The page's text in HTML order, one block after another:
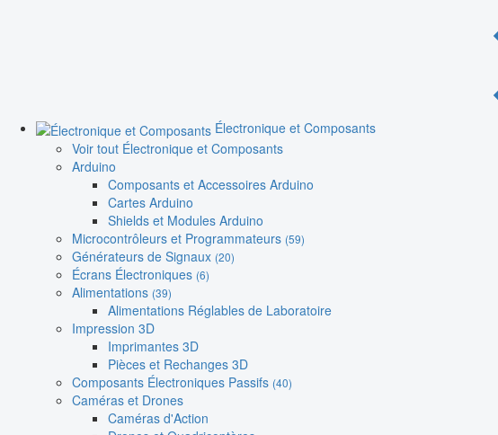
Électronique et Composants
Voir tout Électronique et Composants
Arduino
Composants et Accessoires Arduino
Cartes Arduino
Shields et Modules Arduino
Microcontrôleurs et Programmateurs (59)
Générateurs de Signaux (20)
Écrans Électroniques (6)
Alimentations (39)
Alimentations Réglables de Laboratoire
Impression 3D
Imprimantes 3D
Pièces et Rechanges 3D
Composants Électroniques Passifs (40)
Caméras et Drones
Caméras d'Action